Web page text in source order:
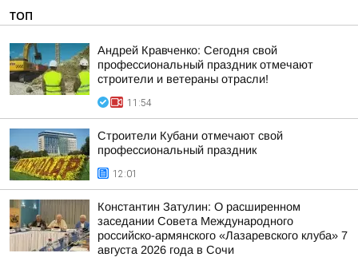
ТОП
Андрей Кравченко: Сегодня свой
профессиональный праздник отмечают
строители и ветераны отрасли!
11:54
Строители Кубани отмечают свой
профессиональный праздник
12:01
Константин Затулин: О расширенном
заседании Совета Международного
российско-армянского «Лазаревского клуба» 7
августа 2026 года в Сочи